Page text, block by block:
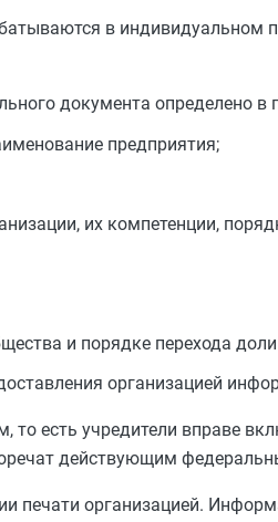
в индивидуальном
документа определено в
предприятия;
их компетенции,
и порядке перехода доли
организацией
то есть учредители вправе
действующим
печати организацией.